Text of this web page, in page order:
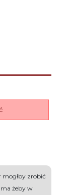
mogłby zrobić
żeby w